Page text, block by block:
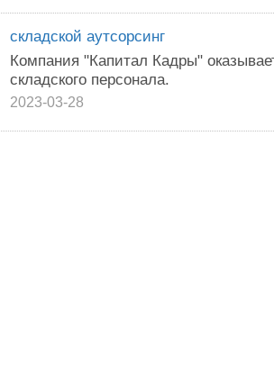
складской аутсорсинг
Компания "Капитал Кадры"
складского персонала.
2023-03-28